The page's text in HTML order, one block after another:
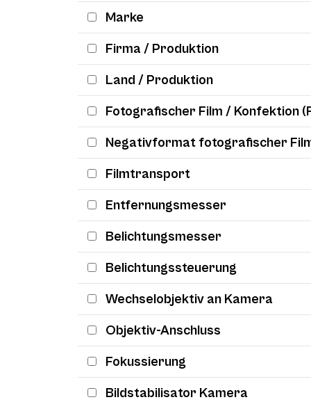
Marke
Firma / Produktion
Land / Produktion
Fotografischer Film / Konfektion
Negativformat fotografischer
Filmtransport
Entfernungsmesser
Belichtungsmesser
Belichtungssteuerung
Wechselobjektiv an Kamera
Objektiv-Anschluss
Fokussierung
Bildstabilisator Kamera